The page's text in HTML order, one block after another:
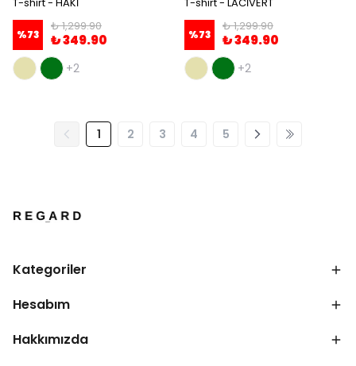
%73
₺ 1,299.90
₺ 349.90
+2
%73
₺ 1,299.90
₺ 349.90
+2
1 2 3 4 5
Kategoriler
Hesabım
Hakkımızda